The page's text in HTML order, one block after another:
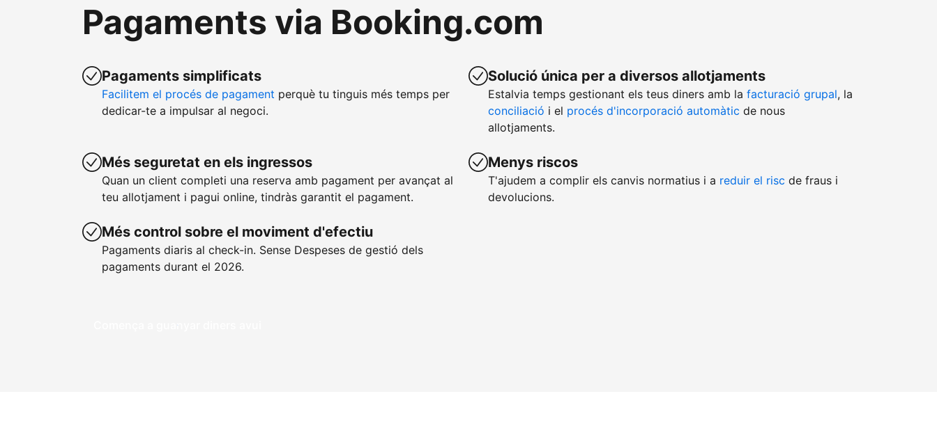
Pagaments via Booking.com
Pagaments simplificats
Facilitem el procés de pagament perquè tu tinguis més temps per
dedicar-te a impulsar al negoci.
Més seguretat en els ingressos
Quan un client completi una reserva amb pagament per avançat al
teu allotjament i pagui online, tindràs garantit el pagament.
Més control sobre el moviment d'efectiu
Pagaments diaris al check-in. Sense Despeses de gestió dels
pagaments durant el 2026.
Solució única per a diversos allotjaments
Estalvia temps gestionant els teus diners amb la facturació grupal, la
conciliació i el procés d'incorporació automàtic de nous
allotjaments.
Menys riscos
T'ajudem a complir els canvis normatius i a reduir el risc de fraus i
devolucions.
Comença a guanyar diners avui